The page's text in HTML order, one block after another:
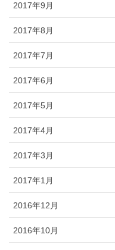
2017年9月
2017年8月
2017年7月
2017年6月
2017年5月
2017年4月
2017年3月
2017年1月
2016年12月
2016年10月